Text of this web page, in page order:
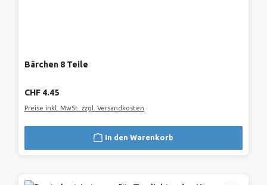
Bärchen 8 Teile
Regulärer Preis:
CHF 4.45
Preise inkl. MwSt. zzgl. Versandkosten
In den Warenkorb